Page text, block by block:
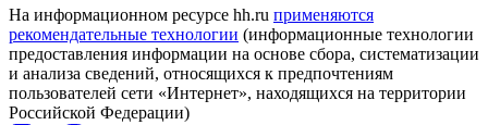
На информационном ресурсе hh.ru применяются
рекомендательные технологии (информационные технологии
предоставления информации на основе сбора, систематизации
и анализа сведений, относящихся к предпочтениям
пользователей сети «Интернет», находящихся на территории
Российской Федерации)